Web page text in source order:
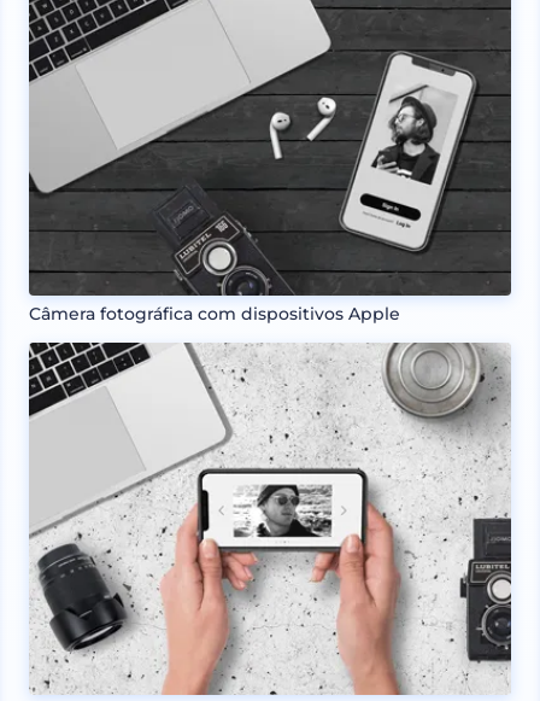
Câmera fotográfica com dispositivos Apple